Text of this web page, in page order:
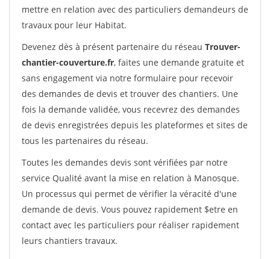
mettre en relation avec des particuliers demandeurs de
travaux pour leur Habitat.
Devenez dès à présent partenaire du réseau Trouver-
chantier-couverture.fr, faites une demande gratuite et
sans engagement via notre formulaire pour recevoir
des demandes de devis et trouver des chantiers. Une
fois la demande validée, vous recevrez des demandes
de devis enregistrées depuis les plateformes et sites de
tous les partenaires du réseau.
Toutes les demandes devis sont vérifiées par notre
service Qualité avant la mise en relation à Manosque.
Un processus qui permet de vérifier la véracité d'une
demande de devis. Vous pouvez rapidement $etre en
contact avec les particuliers pour réaliser rapidement
leurs chantiers travaux.